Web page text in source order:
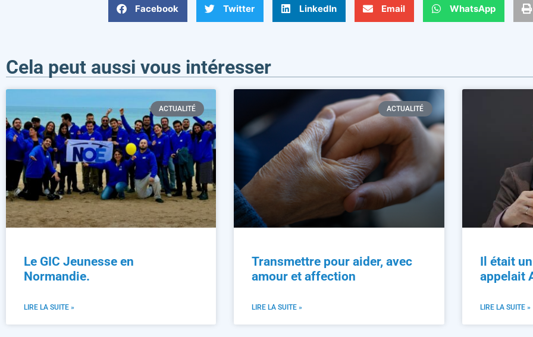
Facebook Twitter LinkedIn Email WhatsApp
Cela peut aussi vous intéresser
ACTUALITÉ
Le GIC Jeunesse en
Normandie.
LIRE LA SUITE »
ACTUALITÉ
Transmettre pour aider, avec
amour et affection
LIRE LA SUITE »
Il était un
appelait
LIRE LA SUITE »